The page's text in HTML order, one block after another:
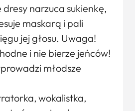
narzuca sukienkę,
maskarą i pali
jej głosu. Uwaga!
i nie bierze jeńców!
młodsze
wokalistka,